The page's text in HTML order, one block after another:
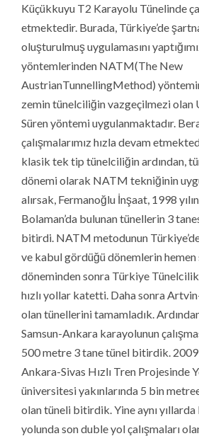
Küçükkuyu T2 Karayolu Tünelinde
etmektedir. Burada, Türkiye’de
oluşturulmuş uygulamasını
yöntemlerinden NATM(The New
AustrianTunnellingMethod)
zemin tünelciliğin vazgeçilmezi
Süren yöntemi uygulanmaktadır.
çalışmalarımız hızla devam
klasik tek tip tünelciliğin ardından,
dönemi olarak NATM tekniğinin
alırsak, Fermanoğlu İnşaat, 1998
Bolaman’da bulunan tünellerin 3
bitirdi. NATM metodunun
ve kabul gördüğü dönemlerin hemen
döneminden sonra Türkiye
hızlı yollar katetti. Daha sonra
olan tünellerini tamamladık.
Samsun-Ankara karayolunun
500 metre 3 tane tünel bitirdik.
Ankara-Sivas Hızlı Tren Projesinde
üniversitesi yakınlarında 5 bin
olan tüneli bitirdik. Yine aynı
yolunda son duble yol çalışmaları